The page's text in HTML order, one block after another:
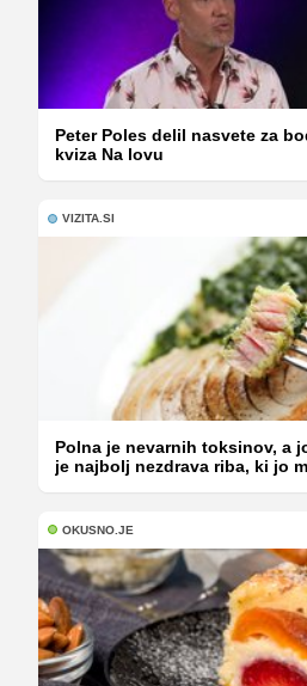
Peter Poles delil nasvete za
kviza Na lovu
VIZITA.SI
Polna je nevarnih toksinov, a
je najbolj nezdrava riba, ki jo
OKUSNO.JE